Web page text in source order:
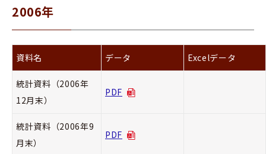
2006年
資料名 データ Excelデータ
統計資料（2006年
12月末）
PDF
統計資料（2006年9
月末）
PDF